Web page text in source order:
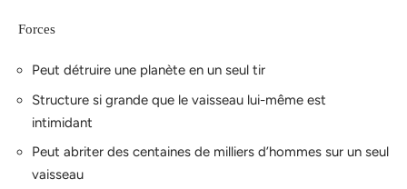
Forces
Peut détruire une planète en un seul tir
Structure si grande que le vaisseau lui-même est
intimidant
Peut abriter des centaines de milliers d’hommes sur un seul
vaisseau